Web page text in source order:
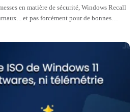
en matière de sécurité, Windows Recall
et pas forcément pour de bonnes
vient